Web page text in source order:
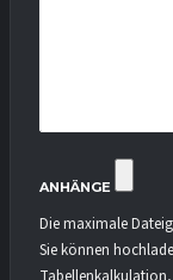
ANHÄNGE
Die maximale
Sie können